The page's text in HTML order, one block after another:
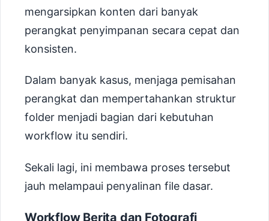
mengarsipkan konten dari banyak
perangkat penyimpanan secara cepat dan
konsisten.
Dalam banyak kasus, menjaga pemisahan
perangkat dan mempertahankan struktur
folder menjadi bagian dari kebutuhan
workflow itu sendiri.
Sekali lagi, ini membawa proses tersebut
jauh melampaui penyalinan file dasar.
Workflow Berita dan Fotografi